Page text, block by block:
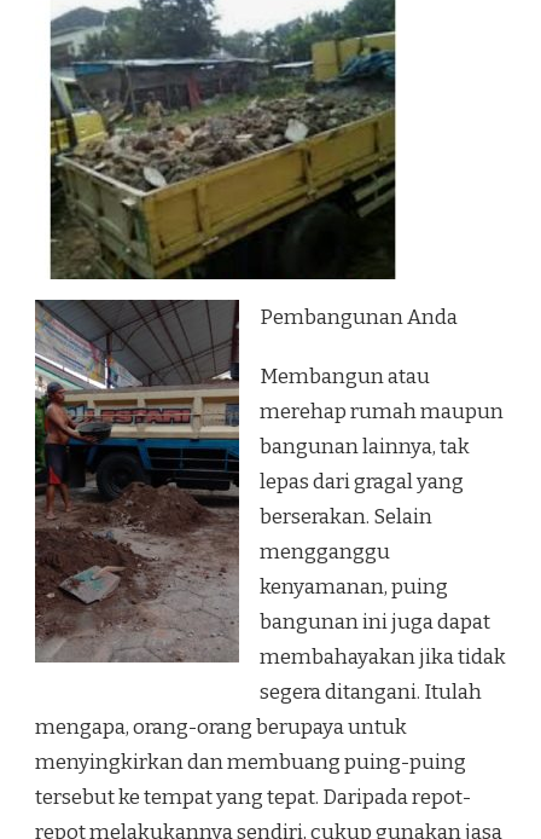
Pembangunan Anda
Membangun atau
merehap rumah maupun
bangunan lainnya, tak
lepas dari gragal yang
berserakan. Selain
mengganggu
kenyamanan, puing
bangunan ini juga dapat
membahayakan jika tidak
segera ditangani. Itulah
mengapa, orang-orang berupaya untuk
menyingkirkan dan membuang puing-puing
tersebut ke tempat yang tepat. Daripada repot-
repot melakukannya sendiri, cukup gunakan jasa